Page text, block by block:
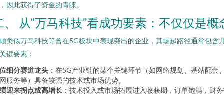
因此获得了资金的青睐。
、 从“万马科技”看成功要素：不仅仅是概
类似万马科技等曾在5G板块中表现突出的企业，其崛起路径通常包含
键要素：
细分赛道龙头 ：在5G产业链的某个关键环节（如网络规划、基站配套
服务等）具备较强的技术或市场优势。
迎来拐点或高增长 ：技术投入或市场拓展进入收获期，订单饱满，财